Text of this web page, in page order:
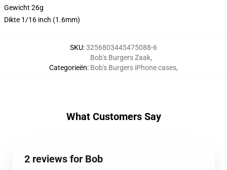
Gewicht 26g
Dikte 1/16 inch (1.6mm)
SKU:3256803445475088-6
Categorieën:
Bob's Burgers Zaak,
Bob's Burgers iPhone cases,
What Customers Say
2 reviews for Bob